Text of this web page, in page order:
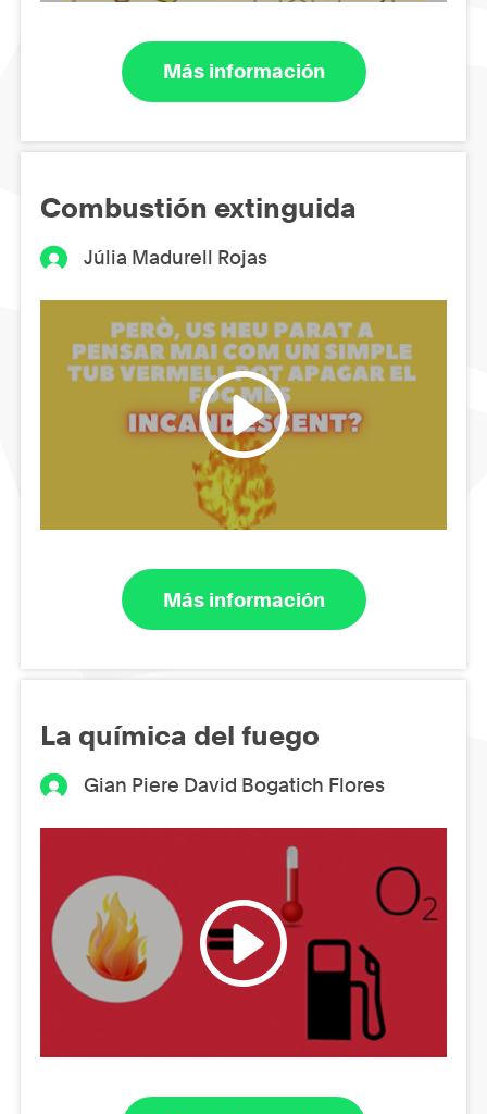
Más información
Combustión extinguida
Júlia Madurell Rojas
Más información
La química del fuego
Gian Piere David Bogatich Flores